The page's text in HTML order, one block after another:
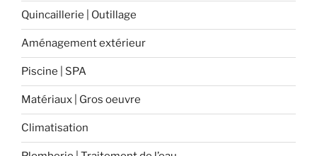
Quincaillerie | Outillage
Aménagement extérieur
Piscine | SPA
Matériaux | Gros oeuvre
Climatisation